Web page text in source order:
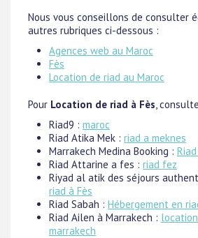
Nous vous conseillons de consulter
autres rubriques ci-dessous :
Agences web au Maroc
Fès
Location de riad au Maroc
Pour Location de riad à Fès,
Riad9 : maroc
Riad Atika Mek : riad a meknes
Marrakech Medina Booking :
Riad Attarine a fes : riad fez
Riyad al atik des séjours
riad à Fès
Riad Sabah : Hébergement en
Riad Ailen à Marrakech :
marrakech